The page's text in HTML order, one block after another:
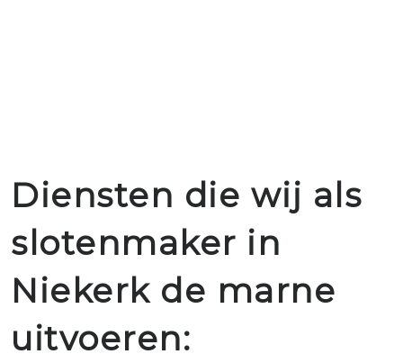
Diensten die wij als
slotenmaker in
Niekerk de marne
uitvoeren: